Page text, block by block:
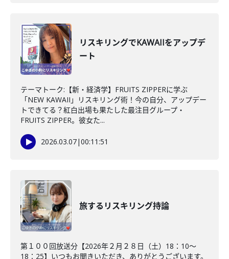
リスキリングでKAWAIIをアップデ
ート
テーマトーク:【新・経済学】FRUITS ZIPPERに学ぶ
「NEW KAWAII」リスキリング術！今の自分、アップデー
トできてる？紅白出場も果たした最注目グループ・
FRUITS ZIPPER。彼女た...
2026.03.07|00:11:51
旅するリスキリング持論
第１００回放送分【2026年２月２８日（土）18：10～
18：25】いつもお聞きいただき、ありがとうございます。